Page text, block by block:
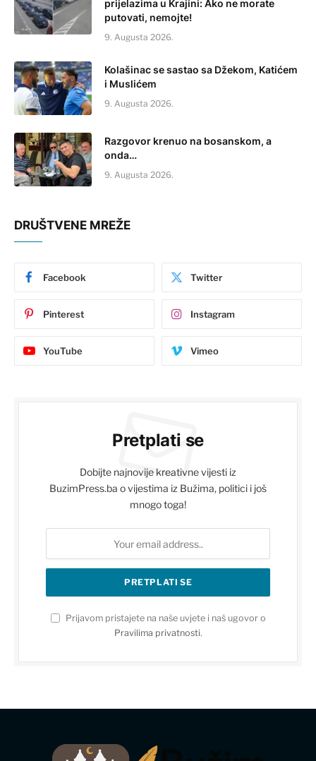
prijelazima u Krajini: Ako ne morate
putovati, nemojte!
9. Augusta 2026.
Kolašinac se sastao sa Džekom, Katićem
i Muslićem
9. Augusta 2026.
Razgovor krenuo na bosanskom, a
onda…
9. Augusta 2026.
DRUŠTVENE MREŽE
Facebook Twitter
Pinterest Instagram
YouTube Vimeo
Pretplati se
Dobijte najnovije kreativne vijesti iz
BuzimPress.ba o vijestima iz Bužima, politici i još
mnogo toga!
Prijavom pristajete na naše uvjete i naš ugovor o
Pravilima privatnosti.